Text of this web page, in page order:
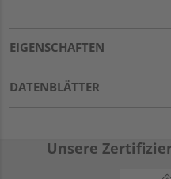
EIGENSCHAFTEN
DATENBLÄTTER
Unsere